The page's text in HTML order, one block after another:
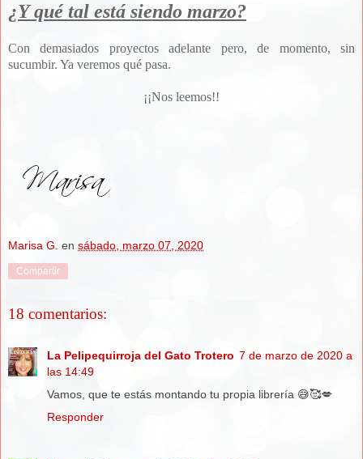
¿Y qué tal está siendo marzo?
Con demasiados proyectos adelante pero, de momento, sin
sucumbir. Ya veremos qué pasa.
¡¡Nos leemos!!
Marisa G. en sábado, marzo 07, 2020
Compartir
18 comentarios:
La Pelipequirroja del Gato Trotero 7 de marzo de 2020 a
las 14:49
Vamos, que te estás montando tu propia librería 😅🥰💋
Responder